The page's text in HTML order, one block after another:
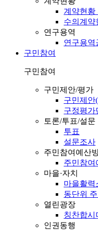
계약현황
수의계약
연구용역
연구용역
구민참여
구민참여
구민제안/평가
구민제안
구정평가
토론/투표/설문
투표
설문조사
주민참여예산
주민참여
마을·자치
마을활
동단위 주
열린광장
칭찬합시
인권동행